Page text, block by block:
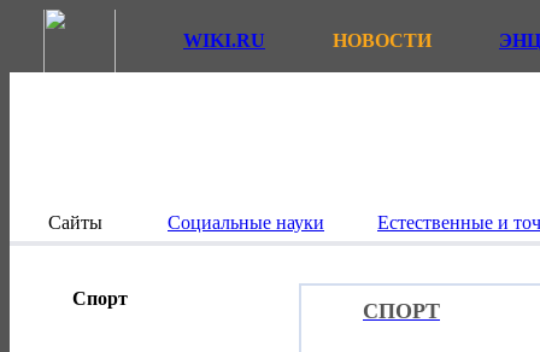
WIKI.RU НОВОСТИ
Сайты Социальные науки Естественные и
Спорт
СПОРТ